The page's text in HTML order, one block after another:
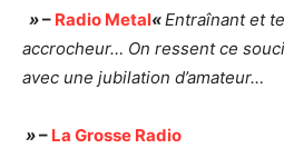
»– Radio Metal«Entraînant et
accrocheur… On ressent ce
avec une jubilation d’amateur…
»– La Grosse Radio